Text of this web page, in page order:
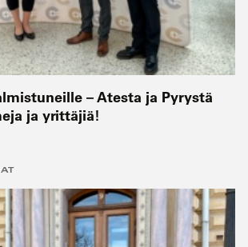
– Atesta ja Pyrystä
ja yrittäjiä!